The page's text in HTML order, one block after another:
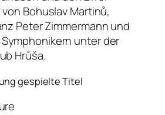
Bohuslav Martinů,
Peter Zimmermann und
unter der
Hrůša.
gespielte Titel